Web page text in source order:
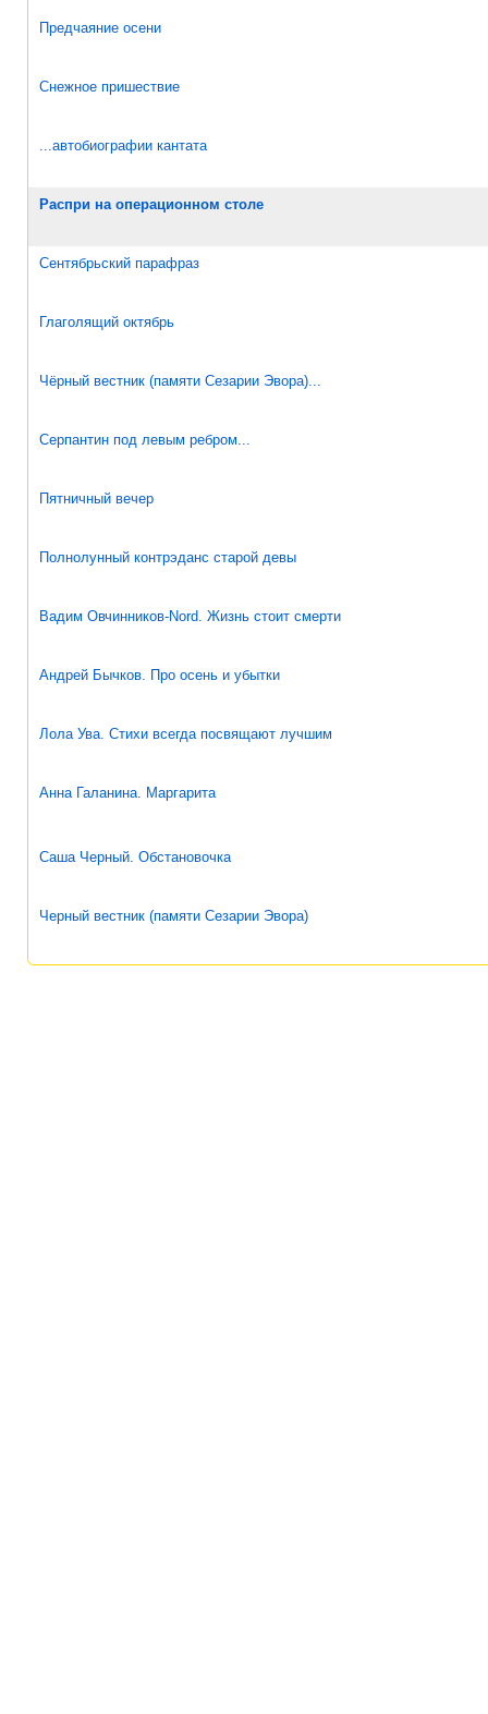
Предчаяние осени
Снежное пришествие
...автобиографии кантата
Распри на операционном столе
Сентябрьский парафраз
Глаголящий октябрь
Чёрный вестник (памяти Сезарии Эвора)...
Серпантин под левым ребром...
Пятничный вечер
Полнолунный контрэданс старой девы
Вадим Овчинников-Nord. Жизнь стоит смерти
Андрей Бычков. Про осень и убытки
Лола Ува. Стихи всегда посвящают лучшим
Анна Галанина. Маргарита
Саша Черный. Обстановочка
Черный вестник (памяти Сезарии Эвора)